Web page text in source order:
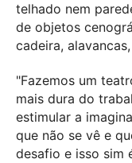
telhado nem
de objetos
cadeira,
"Fazemos um
mais dura do
estimular a
que não se vê e
desafio e isso sim